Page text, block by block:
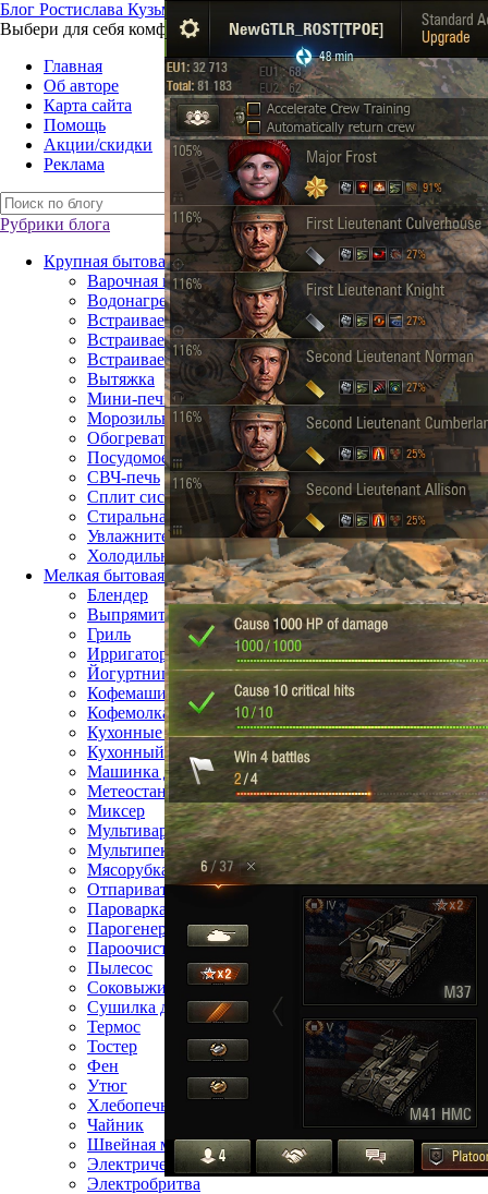
Блог Ростислава Кузьмина
Выбери для себя комфорт – технику для жизни
Главная
Об авторе
Карта сайта
Помощь
Акции/скидки
Реклама
Рубрики блога
Крупная бытовая техника
Варочная поверхность
Водонагреватель
Встраиваемая посудомоечная машина
Встраиваемый газовый духовой шкаф
Встраиваемый электрический духовой шкаф
Вытяжка
Мини-печь
Морозильная камера
Обогреватель
Посудомоечная машина
СВЧ-печь
Сплит система
Стиральная машина
Увлажнитель воздуха
Холодильник
Мелкая бытовая техника
Блендер
Выпрямитель для волос
Гриль
Ирригатор
Йогуртница
Кофемашина
Кофемолка
Кухонные весы
Кухонный комбайн
Машинка для стрижки волос
Метеостанция
Миксер
Мультиварка
Мультипекарь
Мясорубка
Отпариватель
Пароварка
Парогенератор
Пароочиститель
Пылесос
Соковыжималка
Сушилка для фруктов
Термос
Тостер
Фен
Утюг
Хлебопечь
Чайник
Швейная машина
Электрическая зубная щётка
Электробритва